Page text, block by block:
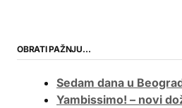
OBRATI PAŽNJU…
Sedam dana u
Yambissimo! – novi